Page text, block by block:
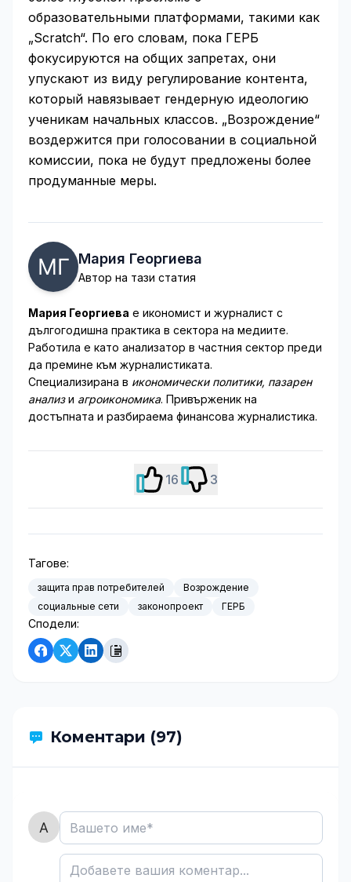
образовательными платформами, такими как
„Scratch“. По его словам, пока ГЕРБ
фокусируются на общих запретах, они
упускают из виду регулирование контента,
который навязывает гендерную идеологию
ученикам начальных классов. „Возрождение“
воздержится при голосовании в социальной
комиссии, пока не будут предложены более
продуманные меры.
Мария Георгиева
Автор на тази статия
Мария Георгиева е икономист и журналист с
дългогодишна практика в сектора на медиите.
Работила е като анализатор в частния сектор преди
да премине към журналистиката.
Специализирана в икономически политики, пазарен
анализи агроикономика. Привърженик на
достъпната и разбираема финансова журналистика.
16 3
Тагове:
защита прав потребителей
Возрождение
социальные сети
законопроект ГЕРБ
Сподели:
Коментари (97)